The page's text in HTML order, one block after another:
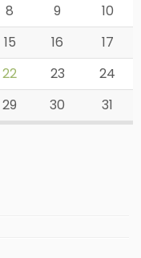
8 9
10
15 16
17
22 23
24
29 30 31